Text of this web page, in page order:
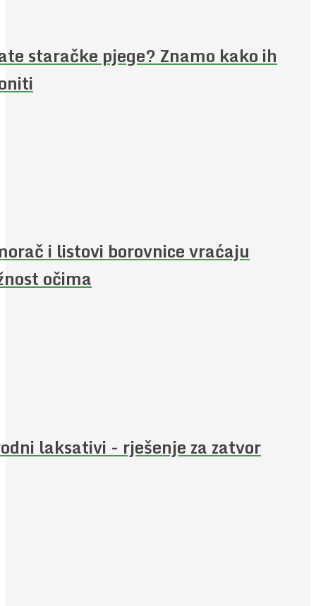
staračke pjege? Znamo kako ih
i listovi borovnice vraćaju
očima
laksativi - rješenje za zatvor